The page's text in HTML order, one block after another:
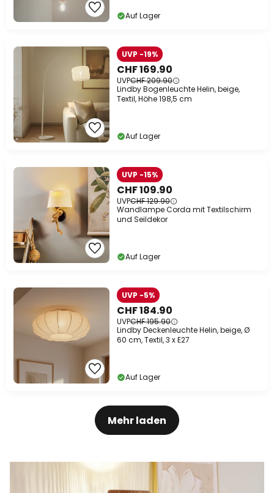
Auf Lager
CHF 169.90
UVPCHF 209.90
UVP -19%
Lindby Bogenleuchte Helin, beige,
Textil, Höhe 198,5 cm
Auf Lager
CHF 109.90
UVPCHF 129.90
UVP -15%
Wandlampe Corda mit Textilschirm
und Seildekor
Auf Lager
CHF 184.90
UVPCHF 195.90
UVP -5%
Lindby Deckenleuchte Helin, beige, Ø
60 cm, Textil, 3 x E27
Auf Lager
Mehr laden